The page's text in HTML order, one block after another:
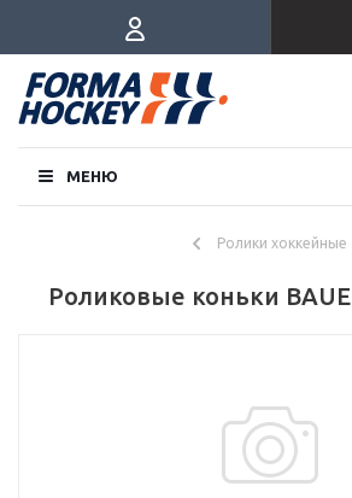
МЕНЮ
Ролики хоккейные
Роликовые коньки